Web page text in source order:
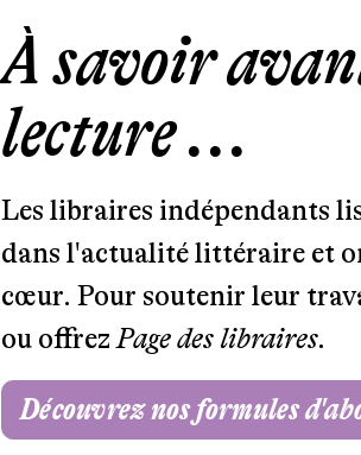
À savoir
lecture ...
Les libraires indépendants
dans l'actualité littéraire et
cœur. Pour soutenir leur
ou offrezPage des libraires.
Découvrez nos formules